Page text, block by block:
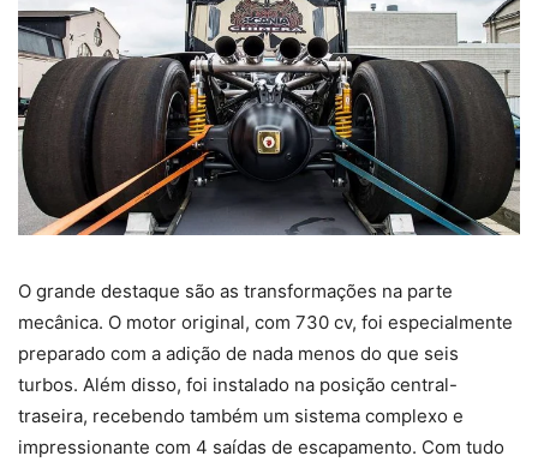
O grande destaque são as transformações na parte
mecânica. O motor original, com 730 cv, foi especialmente
preparado com a adição de nada menos do que seis
turbos. Além disso, foi instalado na posição central-
traseira, recebendo também um sistema complexo e
impressionante com 4 saídas de escapamento. Com tudo